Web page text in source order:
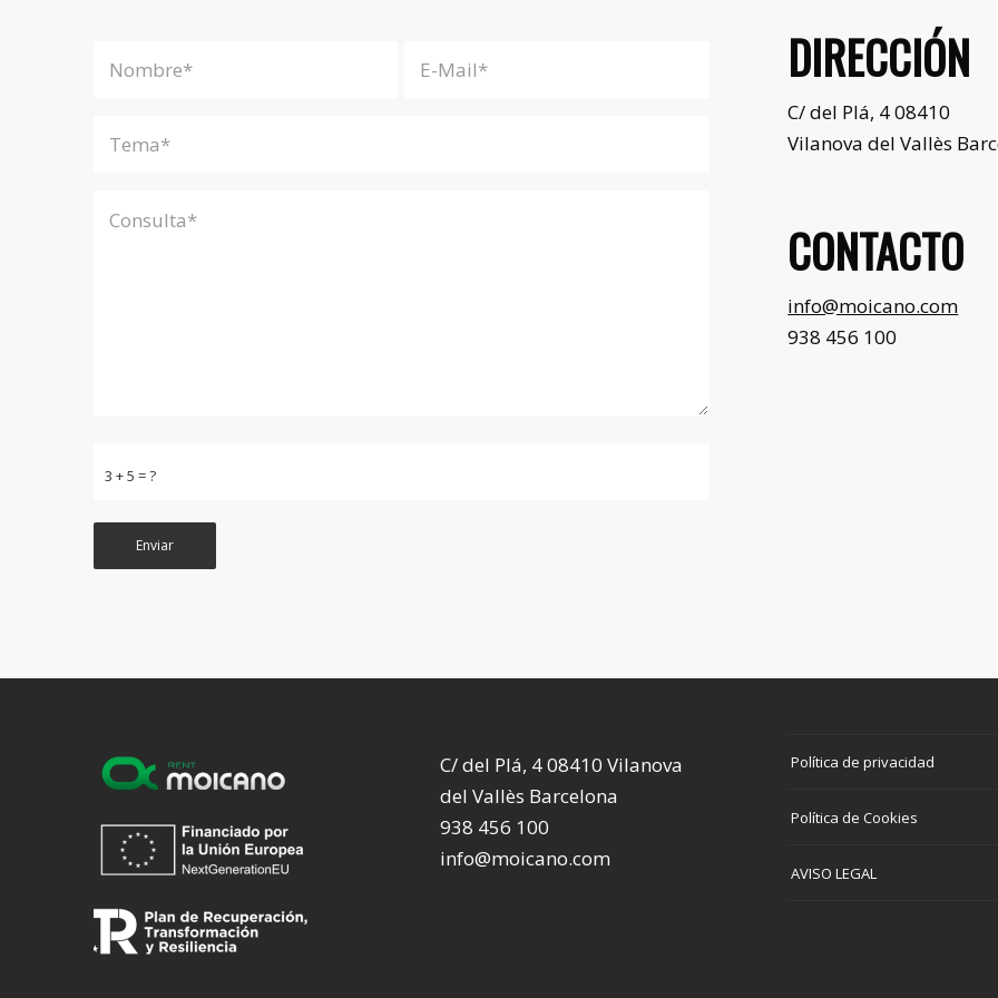
3 + 5 = ?
DIRECCIÓN
C/ del Plá, 4 08410
Vilanova del Vallès
CONTACTO
info@moicano.com
938 456 100
C/ del Plá, 4 08410 Vilanova
del Vallès Barcelona
938 456 100
info@moicano.com
Política de privacidad
Política de Cookies
AVISO LEGAL